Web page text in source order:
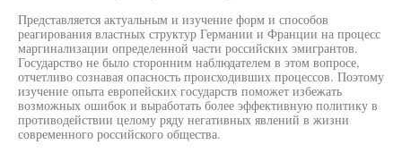
Представляется актуальным и изучение форм и способов
реагирования властных структур Германии и Франции на процесс
маргинализации определенной части российских эмигрантов.
Государство не было сторонним наблюдателем в этом вопросе,
отчетливо сознавая опасность происходивших процессов. Поэтому
изучение опыта европейских государств поможет избежать
возможных ошибок и выработать более эффективную политику в
противодействии целому ряду негативных явлений в жизни
современного российского общества.